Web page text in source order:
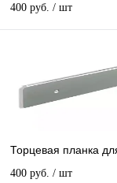
400 руб. / шт
Торцевая планка
400 руб. / шт